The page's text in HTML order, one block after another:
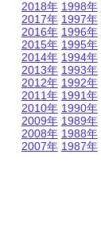
2018年
2017年
2016年
2015年
2014年
2013年
2012年
2011年
2010年
2009年
2008年
2007年
1998年
1997年
1996年
1995年
1994年
1993年
1992年
1991年
1990年
1989年
1988年
1987年